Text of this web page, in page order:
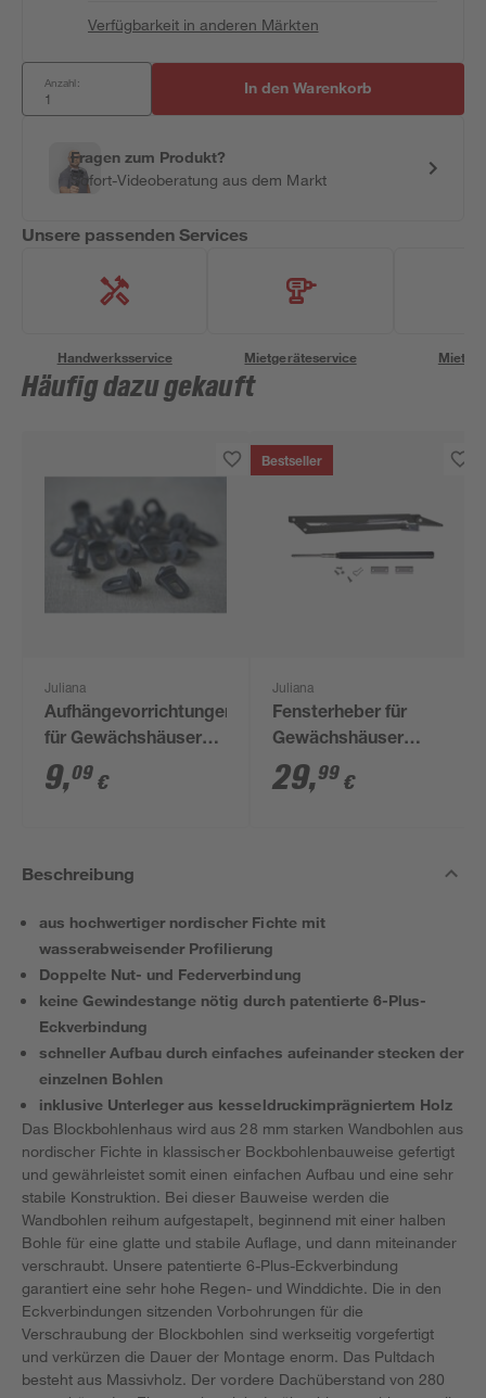
Verfügbarkeit in anderen Märkten
Anzahl: In den Warenkorb
Fragen zum Produkt?
Sofort-Videoberatung aus dem Markt
Unsere passenden Services
Handwerksservice Mietgeräteservice
Häufig dazu gekauft
Juliana
Aufhängevorrichtungen
für Gewächshäuser
schwarz 20 Stück
9,09 €
Bestseller
Juliana
Fensterheber für
Gewächshäuser
'Ventomax'
29,99 €
Beschreibung
aus hochwertiger nordischer Fichte mit
wasserabweisender Profilierung
Doppelte Nut- und Federverbindung
keine Gewindestange nötig durch patentierte 6-Plus-
Eckverbindung
schneller Aufbau durch einfaches aufeinander stecken der
einzelnen Bohlen
inklusive Unterleger aus kesseldruckimprägniertem Holz
Das Blockbohlenhaus wird aus 28 mm starken Wandbohlen aus
nordischer Fichte in klassischer Bockbohlenbauweise gefertigt
und gewährleistet somit einen einfachen Aufbau und eine sehr
stabile Konstruktion. Bei dieser Bauweise werden die
Wandbohlen reihum aufgestapelt, beginnend mit einer halben
Bohle für eine glatte und stabile Auflage, und dann miteinander
verschraubt. Unsere patentierte 6-Plus-Eckverbindung
garantiert eine sehr hohe Regen- und Winddichte. Die in den
Eckverbindungen sitzenden Vorbohrungen für die
Verschraubung der Blockbohlen sind werkseitig vorgefertigt
und verkürzen die Dauer der Montage enorm. Das Pultdach
besteht aus Massivholz. Der vordere Dachüberstand von 280